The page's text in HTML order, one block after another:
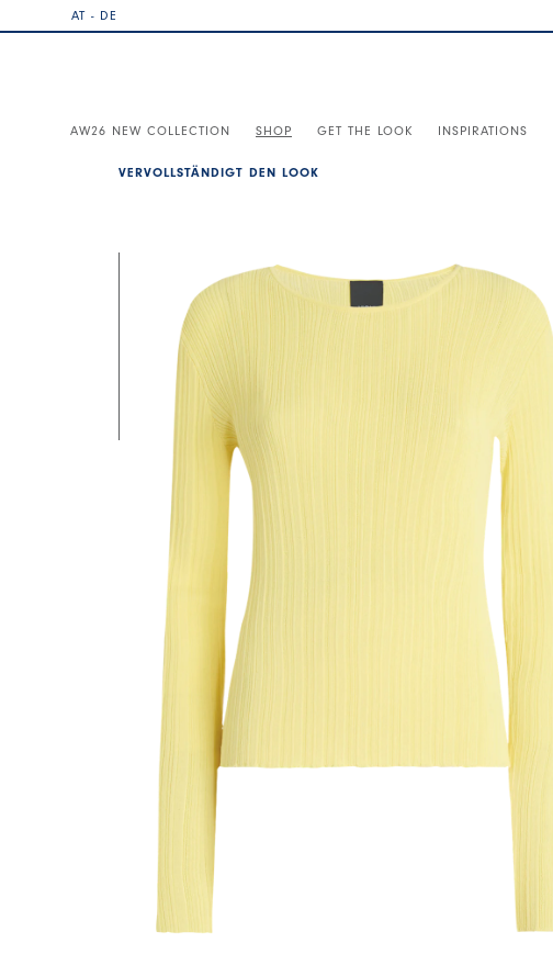
AT - DE
AW26 NEW COLLECTION SHOP GET THE LOOK INSPIRATIONS
VERVOLLSTÄNDIGT DEN LOOK